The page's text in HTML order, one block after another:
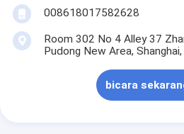
Die Cutting Consumables
mati peralatan pemotongan
Mesin Auto Bender
mesin laminating industri
008618017582628
Room 302 No 4 Alley 37
Pudong New Area, Shanghai,
bicara